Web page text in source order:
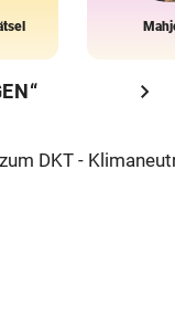
chevron_right